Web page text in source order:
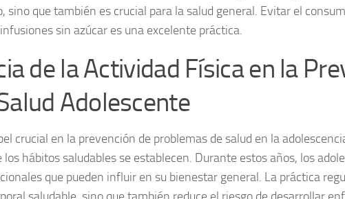
que también es crucial para la salud general. Evitar el
sin azúcar es una excelente práctica.
de la Actividad Física en la
Adolescente
crucial en la prevención de problemas de salud en la
hábitos saludables se establecen. Durante estos años, los
que pueden influir en su bienestar general. La práctica